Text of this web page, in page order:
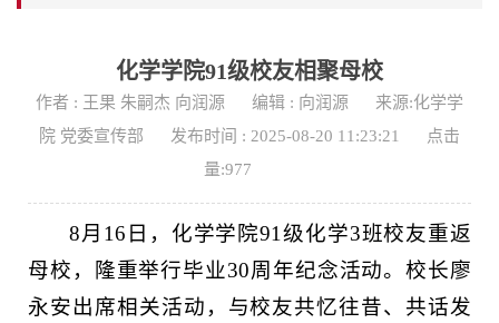
化学学院91级校友相聚母校
作者 : 王果 朱嗣杰 向润源 编辑 : 向润源
来源:化学学
院 党委宣传部
发布时间 : 2025-08-20 11:23:21
点击
量:977
8月16日，化学学院91级化学3班校友重返
母校，隆重举行毕业30周年纪念活动。校长廖
永安出席相关活动，与校友共忆往昔、共话发